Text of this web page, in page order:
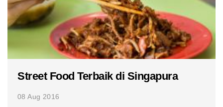
Street Food Terbaik di Singapura
08 Aug 2016